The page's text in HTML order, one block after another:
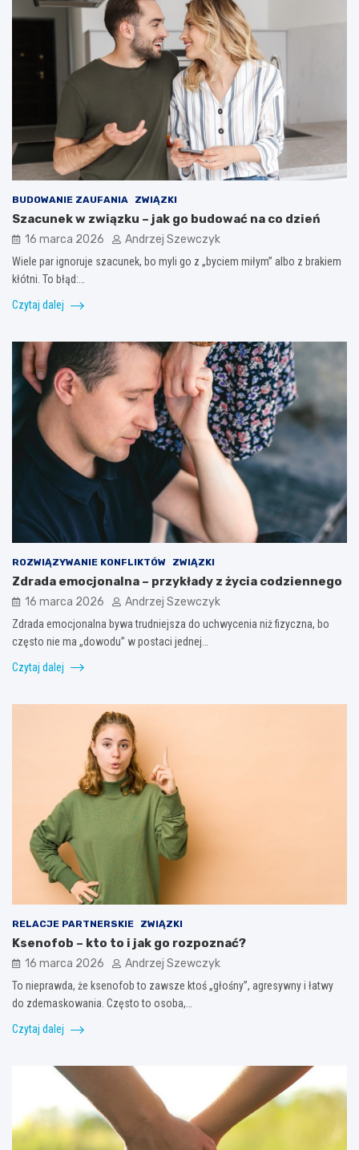
BUDOWANIE ZAUFANIA ZWIĄZKI
Szacunek w związku – jak go budować na co dzień
16 marca 2026 Andrzej Szewczyk
Wiele par ignoruje szacunek, bo myli go z „byciem miłym” albo z brakiem
kłótni. To błąd:…
Czytaj dalej
ROZWIĄZYWANIE KONFLIKTÓW ZWIĄZKI
Zdrada emocjonalna – przykłady z życia codziennego
16 marca 2026 Andrzej Szewczyk
Zdrada emocjonalna bywa trudniejsza do uchwycenia niż fizyczna, bo
często nie ma „dowodu” w postaci jednej…
Czytaj dalej
RELACJE PARTNERSKIE ZWIĄZKI
Ksenofob – kto to i jak go rozpoznać?
16 marca 2026 Andrzej Szewczyk
To nieprawda, że ksenofob to zawsze ktoś „głośny”, agresywny i łatwy
do zdemaskowania. Często to osoba,…
Czytaj dalej